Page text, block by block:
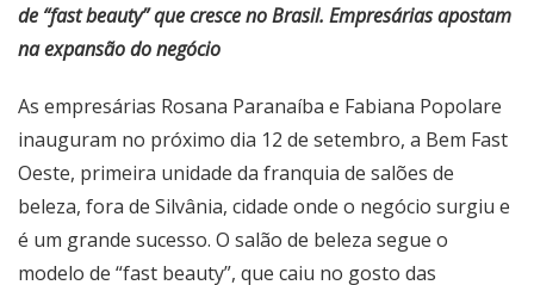
de “fast beauty” que cresce no Brasil. Empresárias apostam
na expansão do negócio
As empresárias Rosana Paranaíba e Fabiana Popolare
inauguram no próximo dia 12 de setembro, a Bem Fast
Oeste, primeira unidade da franquia de salões de
beleza, fora de Silvânia, cidade onde o negócio surgiu e
é um grande sucesso. O salão de beleza segue o
modelo de “fast beauty”, que caiu no gosto das